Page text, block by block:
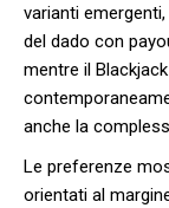
varianti
del dado con
mentre il
anche la
Le preferenze
orientati al